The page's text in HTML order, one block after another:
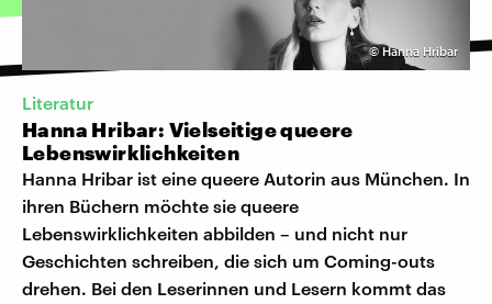
©Hanna Hribar
Literatur
Hanna Hribar: Vielseitige queere
Lebenswirklichkeiten
Hanna Hribar ist eine queere Autorin aus München. In
ihren Büchern möchte sie queere
Lebenswirklichkeiten abbilden – und nicht nur
Geschichten schreiben, die sich um Coming-outs
drehen. Bei den Leserinnen und Lesern kommt das